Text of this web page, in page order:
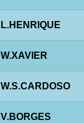
L.HENRIQUE
W.XAVIER
W.S.CARDOSO
V.BORGES